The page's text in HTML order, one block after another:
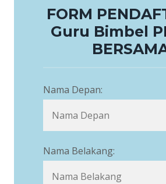
FORM
Guru Bimbel
Nama Depan:
Nama Belakang: